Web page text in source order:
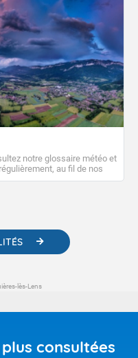
notre glossaire météo et
au fil de nos
des liens utiles vers nos
lès-Lens
consultées